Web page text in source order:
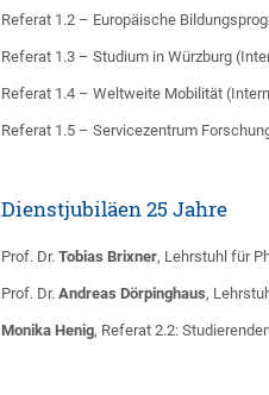
Referat 1.2 – Europäische
Referat 1.3 – Studium in Würzburg
Referat 1.4 – Weltweite Mobilität
Referat 1.5 – Servicezentrum
Dienstjubiläen 25 Jahre
Prof. Dr. Tobias Brixner, Lehrstuhl für
Prof. Dr. Andreas Dörpinghaus,
Monika Henig, Referat 2.2: